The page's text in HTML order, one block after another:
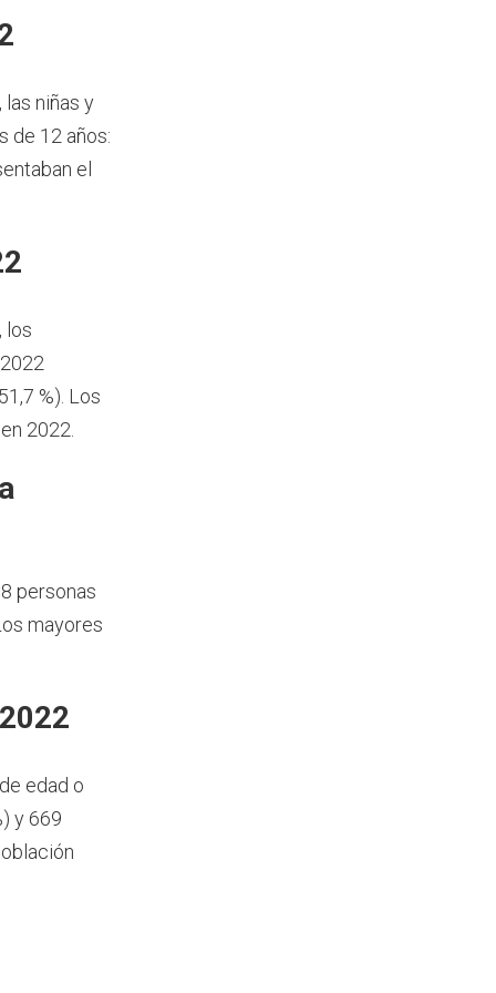
, las niñas y
de 12 años:
el
, los
%). Los
2022.
personas
mayores
edad o
y 669